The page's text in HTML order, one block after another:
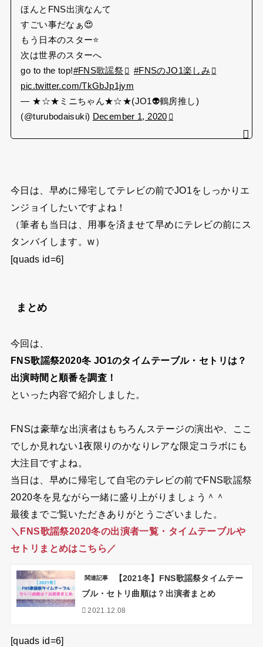
ほんとFNS出演なんて
すごい事だなぁ😍
もう日本のスター⭐️
次は世界のスターへ
go to the top!#FNS歌謡祭
#FNSのJO1楽しみ
pic.twitter.com/TkGbJp1jym
— ★☆★ミニちゃん★☆★(JO1👽鶴房推し)
(@turubodaisuki) December 1, 2020
今日は、早めに帰宅してテレビの前でJO1をしっかりエ
ンジョイしたいですよね！
（筆者も当日は、用事を済ませて早めにテレビの前にス
タンバイします。w）
[quads id=6]
まとめ
今回は、
FNS歌謡祭2020冬 JO1のタイムテーブル・セトリは？
出演時間と順番を調査！
といった内容で紹介しました。
FNSは豪華な出演者はもちろんステージの演出や、ここ
でしか見れない1夜限りのかなりレアな限定コラボにも
大注目ですよね。
当日は、早めに帰宅して自宅のテレビの前でFNS歌謡祭
2020冬を見ながら一緒に盛り上がりましょう＾＾
最後までご覧いただきありがとうございました。
＼FNS歌謡祭2020冬の出演者一覧・タイムテーブルや
セトリまとめはこちら／
関連記事
【2021冬】FNS歌謡祭タイムテー
ブル・セトリ曲順は？出演者まとめ
2021.12.08
[quads id=6]